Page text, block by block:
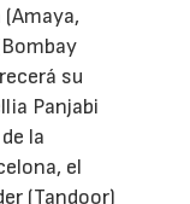
su
Panjabi
la
el
(Tandoor)